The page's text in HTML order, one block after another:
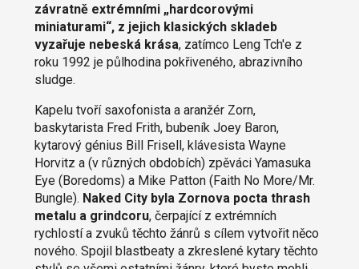
závratně extrémními „hardcorovými
miniaturami“, z jejich klasických skladeb
vyzařuje nebeská krása, zatímco Leng Tch'e z
roku 1992 je půlhodina pokřiveného, abrazivního
sludge.
Kapelu tvoří saxofonista a aranžér Zorn,
baskytarista Fred Frith, bubeník Joey Baron,
kytarový génius Bill Frisell, klávesista Wayne
Horvitz a (v různých obdobích) zpěváci Yamasuka
Eye (Boredoms) a Mike Patton (Faith No More/Mr.
Bungle). Naked City byla Zornova pocta thrash
metalu a grindcoru, čerpající z extrémních
rychlostí a zvuků těchto žánrů s cílem vytvořit něco
nového. Spojil blastbeaty a zkreslené kytary těchto